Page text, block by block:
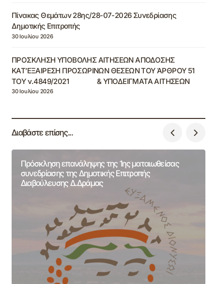
Πίνακας Θεμάτων 28ης/28-07-2026 Συνεδρίασης
Δημοτικής Επιτροπής
30 Ιουλίου 2026
ΠΡΟΣΚΛΗΣΗ ΥΠΟΒΟΛΗΣ ΑΙΤΗΣΕΩΝ ΑΠΟΔΟΣΗΣ
ΚΑΤ’ΕΞΑΙΡΕΣΗ ΠΡΟΣΩΡΙΝΩΝ ΘΕΣΕΩΝ ΤΟΥ ΆΡΘΡΟΥ 51
ΤΟΥ ν.4849/2021 & ΥΠΟΔΕΙΓΜΑΤΑ ΑΙΤΗΣΕΩΝ
30 Ιουλίου 2026
Διαβάστε επίσης...
Πρόσκληση επανάληψης της 1ης ματαιωθείσας
συνεδρίασης της Δημοτικής Επιτροπής
Διαβούλευσης Δ.Δράμας